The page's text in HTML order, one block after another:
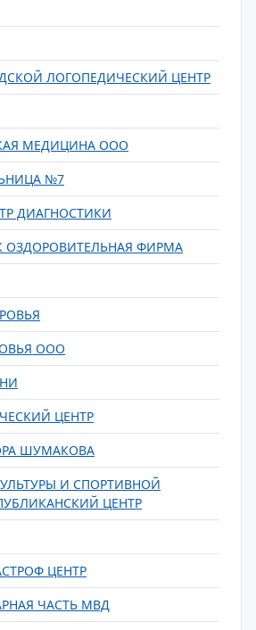
ЛОГОПЕДИЧЕСКИЙ ЦЕНТР
МЕДИЦИНА ООО
№7
ДИАГНОСТИКИ
ОЗДОРОВИТЕЛЬНАЯ ФИРМА
ООО
ЦЕНТР
ШУМАКОВА
И СПОРТИВНОЙ
ЦЕНТР
ЦЕНТР
ЧАСТЬ МВД